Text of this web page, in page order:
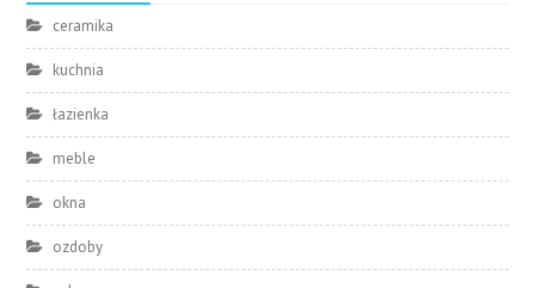
ceramika
kuchnia
łazienka
meble
okna
ozdoby